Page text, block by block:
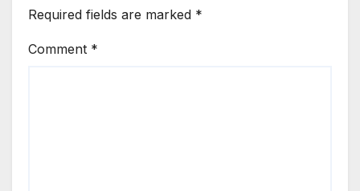
Required fields are marked *
Comment *